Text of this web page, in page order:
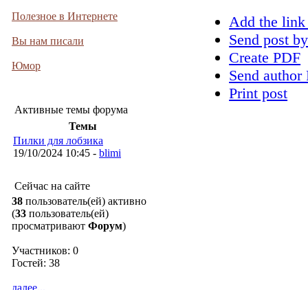
Полезное в Интернете
Вы нам писали
Юмор
Активные темы форума
Темы
Пилки для лобзика
19/10/2024 10:45 - blimi
Сейчас на сайте
38 пользователь(ей) активно
(33 пользователь(ей)
просматривают Форум)
Участников: 0
Гостей: 38
далее...
Add the
Send post
Create PDF
Send
Print post